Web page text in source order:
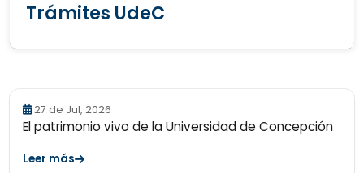
Trámites UdeC
27 de Jul, 2026
El patrimonio vivo de la Universidad de Concepción
Leer más